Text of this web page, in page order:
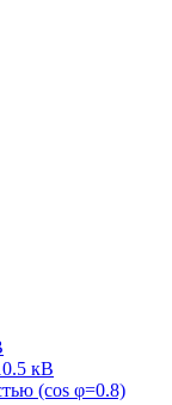
кВ
(cos φ=0.8)